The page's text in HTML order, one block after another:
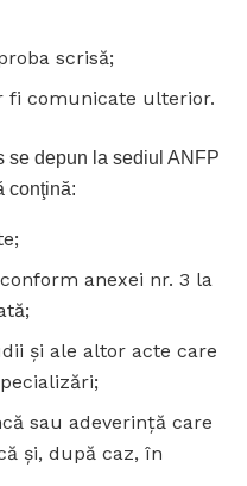
scrisă;
fi comunicate ulterior.
se depun la sediul ANFP
conţină:
anexei nr. 3 la
şi ale altor acte care
sau adeverinţă care
şi, după caz, în